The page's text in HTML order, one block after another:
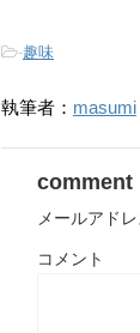
-趣味
執筆者： masumi
comment
メールアド
コメント